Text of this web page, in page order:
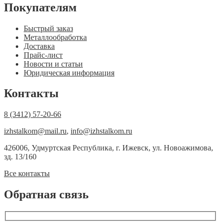
Покупателям
Быстрый заказ
Металлообработка
Доставка
Прайс-лист
Новости и статьи
Юридическая информация
Контакты
8 (3412) 57-20-66
izhstalkom@mail.ru, info@izhstalkom.ru
426006, Удмуртская Республика, г. Ижевск, ул. Новоажимова,
зд. 13/160
Все контакты
Обратная связь